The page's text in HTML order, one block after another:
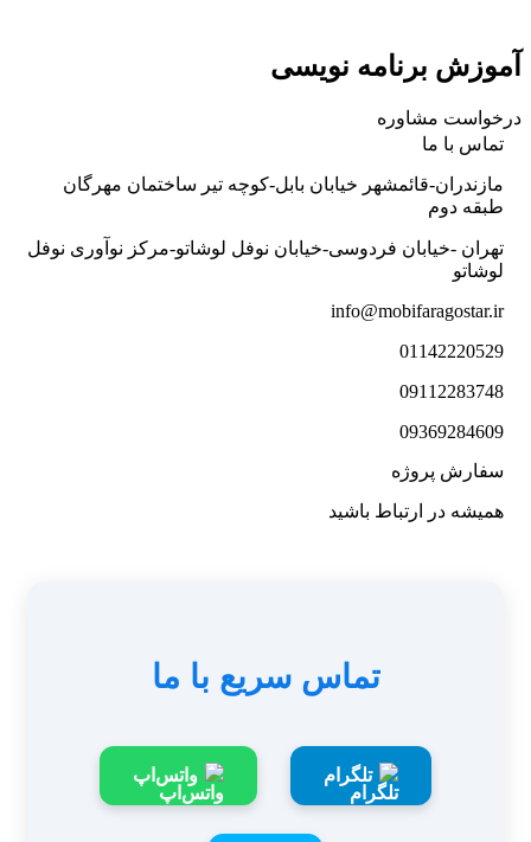
آموزش برنامه نویسی
درخواست مشاوره
تماس با ما
مازندران-قائمشهر خیابان بابل-کوچه تیر ساختمان مهرگان
طبقه دوم
تهران -خیابان فردوسی-خیابان نوفل لوشاتو-مرکز نوآوری نوفل
لوشاتو
info@mobifaragostar.ir
01142220529
09112283748
09369284609
سفارش پروژه
همیشه در ارتباط باشید
تماس سریع با ما
تلگرام واتس‌اپ